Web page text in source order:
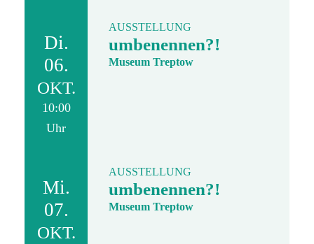
Di.
06.
OKT.
10:00
Uhr
AUSSTELLUNG
umbenennen?!
Museum Treptow
Mi.
07.
OKT.
AUSSTELLUNG
umbenennen?!
Museum Treptow